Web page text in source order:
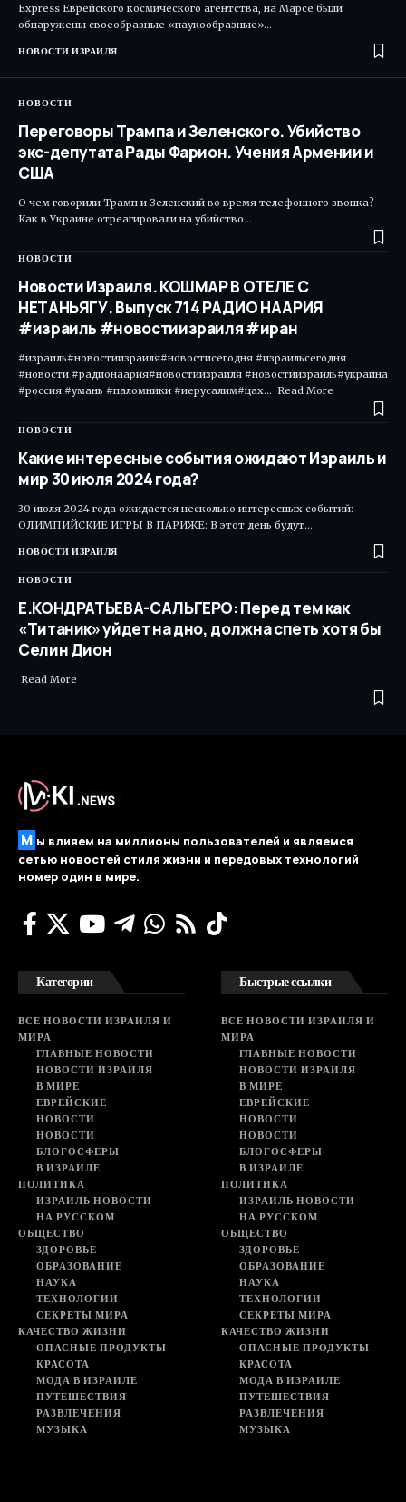
Express Еврейского космического агентства, на Марсе были
обнаружены своеобразные «паукообразные»…
НОВОСТИ ИЗРАИЛЯ
НОВОСТИ
Переговоры Трампа и Зеленского. Убийство
экс-депутата Рады Фарион. Учения Армении и
США
О чем говорили Трамп и Зеленский во время телефонного звонка?
Как в Украине отреагировали на убийство…
НОВОСТИ
Новости Израиля. КОШМАР В ОТЕЛЕ С
НЕТАНЬЯГУ. Выпуск 714 РАДИО НААРИЯ
#израиль #новостиизраиля #иран
#израиль#новостиизраиля#новостисегодня #израильсегодня
#новости #радионаария#новостиизраиля #новостиизраиль#украина
#россия #умань #паломники #иерусалим#цах... Read More ​
НОВОСТИ
Какие интересные события ожидают Израиль и
мир 30 июля 2024 года?
30 июля 2024 года ожидается несколько интересных событий:
ОЛИМПИЙСКИЕ ИГРЫ В ПАРИЖЕ: В этот день будут…
НОВОСТИ ИЗРАИЛЯ
НОВОСТИ
Е.КОНДРАТЬЕВА-САЛЬГЕРО: Перед тем как
«Титаник» уйдет на дно, должна спеть хотя бы
Селин Дион
Read More ​
М ы влияем на миллионы пользователей и являемся
сетью новостей стиля жизни и передовых технологий
номер один в мире.
Категории
ВСЕ НОВОСТИ ИЗРАИЛЯ И
МИРА
ГЛАВНЫЕ НОВОСТИ
НОВОСТИ ИЗРАИЛЯ
В МИРЕ
ЕВРЕЙСКИЕ
НОВОСТИ
НОВОСТИ
БЛОГОСФЕРЫ
В ИЗРАИЛЕ
ПОЛИТИКА
ИЗРАИЛЬ НОВОСТИ
НА РУССКОМ
ОБЩЕСТВО
ЗДОРОВЬЕ
ОБРАЗОВАНИЕ
НАУКА
ТЕХНОЛОГИИ
СЕКРЕТЫ МИРА
КАЧЕСТВО ЖИЗНИ
ОПАСНЫЕ ПРОДУКТЫ
КРАСОТА
МОДА В ИЗРАИЛЕ
ПУТЕШЕСТВИЯ
РАЗВЛЕЧЕНИЯ
МУЗЫКА
Быстрые ссылки
ВСЕ НОВОСТИ ИЗРАИЛЯ И
МИРА
ГЛАВНЫЕ НОВОСТИ
НОВОСТИ ИЗРАИЛЯ
В МИРЕ
ЕВРЕЙСКИЕ
НОВОСТИ
НОВОСТИ
БЛОГОСФЕРЫ
В ИЗРАИЛЕ
ПОЛИТИКА
ИЗРАИЛЬ НОВОСТИ
НА РУССКОМ
ОБЩЕСТВО
ЗДОРОВЬЕ
ОБРАЗОВАНИЕ
НАУКА
ТЕХНОЛОГИИ
СЕКРЕТЫ МИРА
КАЧЕСТВО ЖИЗНИ
ОПАСНЫЕ ПРОДУКТЫ
КРАСОТА
МОДА В ИЗРАИЛЕ
ПУТЕШЕСТВИЯ
РАЗВЛЕЧЕНИЯ
МУЗЫКА